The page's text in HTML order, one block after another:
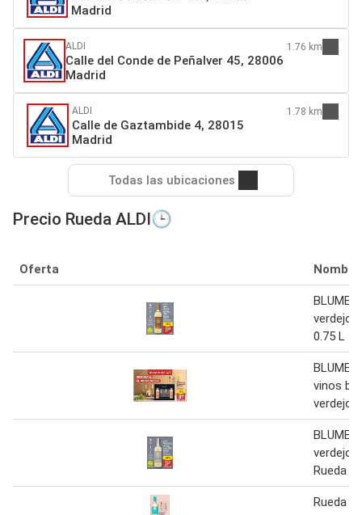
Madrid
ALDI
Calle del Conde de Peñalver 45, 28006
Madrid
1.76 km
ALDI
Calle de Gaztambide 4, 28015
Madrid
1.78 km
Todas las ubicaciones
Precio Rueda ALDI🕒
Oferta Nombre
BLUME
verdejo
0.75 L
BLUME
vinos
verdejo
BLUME
verdejo
Rueda
Rueda -